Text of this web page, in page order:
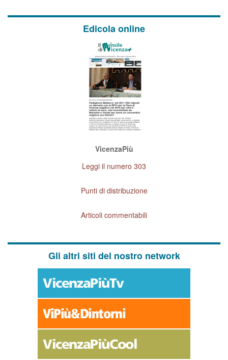
Edicola online
VicenzaPiù
Leggi il numero 303
Punti di distribuzione
Articoli commentabili
Gli altri siti del nostro network